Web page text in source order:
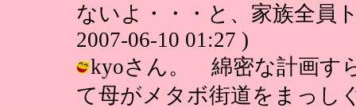
ないよ・・・と、家族全員
2007-06-10 01:27 )
kyoさん。 綿密な計画す
て母がメタボ街道をまっし